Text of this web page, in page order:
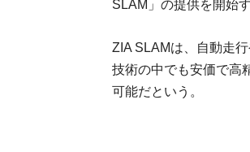
SLAM」の提供を開始
ZIA SLAMは、自動走
技術の中でも安価で高
可能だという。